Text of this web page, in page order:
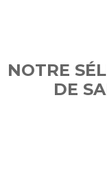
NOTRE
DE